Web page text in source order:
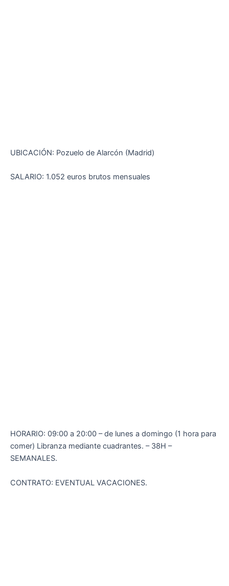
UBICACIÓN: Pozuelo de Alarcón (Madrid)
SALARIO: 1.052 euros brutos mensuales
HORARIO: 09:00 a 20:00 – de lunes a domingo (1 hora para
comer) Libranza mediante cuadrantes. – 38H –
SEMANALES.
CONTRATO: EVENTUAL VACACIONES.